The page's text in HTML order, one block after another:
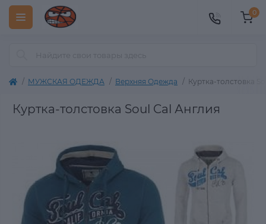
0
МУЖСКАЯ ОДЕЖДА Верхняя Одежда Куртка-толстовка
Куртка-толстовка Soul Cal Англия